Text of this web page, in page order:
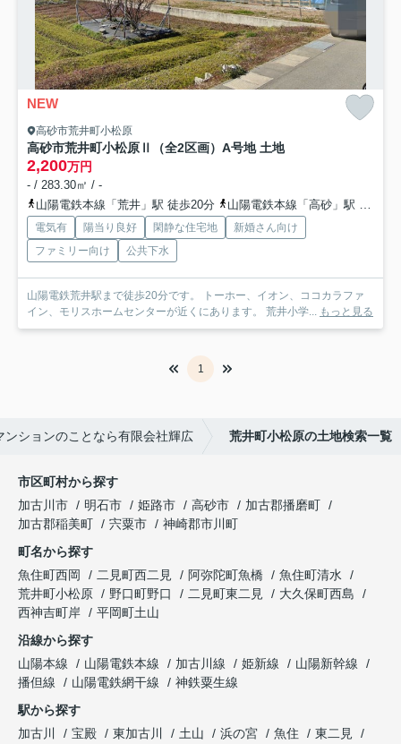
NEW
高砂市荒井町小松原
高砂市荒井町小松原Ⅱ（全2区画）A号地 土地
2,200万円
- / 283.30㎡ / -
山陽電鉄本線「荒井」駅 徒歩20分
山陽電鉄本線「高砂」駅 徒歩19分
電気有 陽当り良好 閑静な住宅地
新婚さん向け
ファミリー向け
公共下水
山陽電鉄荒井駅まで徒歩20分です。 トーホー、イオン、ココカラファ
イン、モリスホームセンターが近くにあります。 荒井小学... もっと見る
1
ションのことなら有限会社輝広 荒井町小松原の土地検索一覧
市区町村から探す
加古川市
明石市 姫路市 高砂市
加古郡播磨町
加古郡稲美町
宍粟市
神崎郡市川町
町名から探す
魚住町西岡
二見町西二見 阿弥陀町魚橋
魚住町清水
荒井町小松原
野口町野口 二見町東二見
大久保町西島
西神吉町岸
平岡町土山
沿線から探す
山陽本線
山陽電鉄本線 加古川線 姫新線
山陽新幹線
播但線
山陽電鉄網干線
神鉄粟生線
駅から探す
加古川
宝殿 東加古川 土山 浜の宮 魚住
東二見